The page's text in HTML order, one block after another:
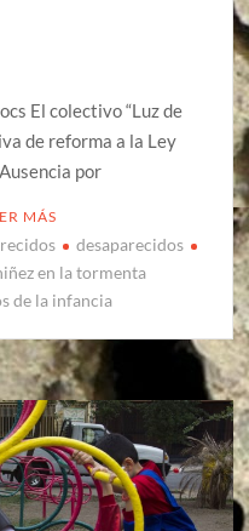
El colectivo “Luz de
de reforma a la Ley
por
MÁS
desaparecidos
en la tormenta
de la infancia